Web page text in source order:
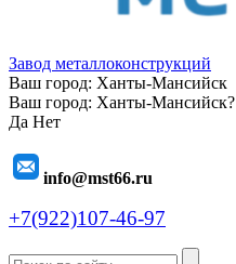
Завод металлоконструкций
Ваш город: Ханты-Мансийск
Ваш город: Ханты-Мансийск?
Да Нет
info@mst66.ru
+7(922)107-46-97